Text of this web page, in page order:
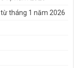
từ tháng 1 năm 2026